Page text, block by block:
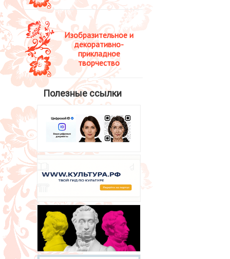
Изобразительное и
декоративно-
прикладное
творчество
Полезные ссылки